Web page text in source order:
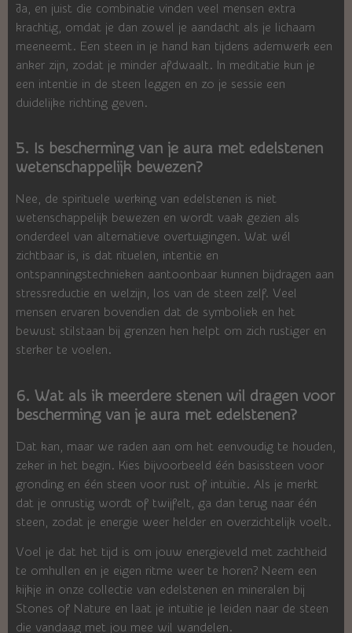
Ja, en juist die combinatie vinden veel mensen extra
krachtig, omdat je dan zowel je aandacht als je lichaam
meeneemt. Een steen in je hand kan tijdens ademwerk een
anker zijn, zodat je minder afdwaalt. In meditatie kun je
een intentie in de steen leggen en zo je sessie een
duidelijke richting geven.
5. Is bescherming van je aura met edelstenen
wetenschappelijk bewezen?
Nee, de spirituele werking van edelstenen is niet
wetenschappelijk bewezen en wordt vaak gezien als
onderdeel van alternatieve overtuigingen. Wat wél
zichtbaar is, is dat rituelen, intentie en
ontspanningstechnieken aantoonbaar kunnen bijdragen aan
stressreductie en welzijn, los van de steen zelf. Veel
mensen ervaren bovendien dat de symboliek en het
bewust stilstaan bij grenzen hen helpt om zich rustiger en
sterker te voelen.
6. Wat als ik meerdere stenen wil dragen voor
bescherming van je aura met edelstenen?
Dat kan, maar we raden aan om het eenvoudig te houden,
zeker in het begin. Kies bijvoorbeeld één basissteen voor
gronding en één steen voor rust of intuïtie. Als je merkt
dat je onrustig wordt of twijfelt, ga dan terug naar één
steen, zodat je energie weer helder en overzichtelijk voelt.
Voel je dat het tijd is om jouw energieveld met zachtheid
te omhullen en je eigen ritme weer te horen? Neem een
kijkje in onze collectie van edelstenen en mineralen bij
Stones of Nature en laat je intuïtie je leiden naar de steen
die vandaag met jou mee wil wandelen.